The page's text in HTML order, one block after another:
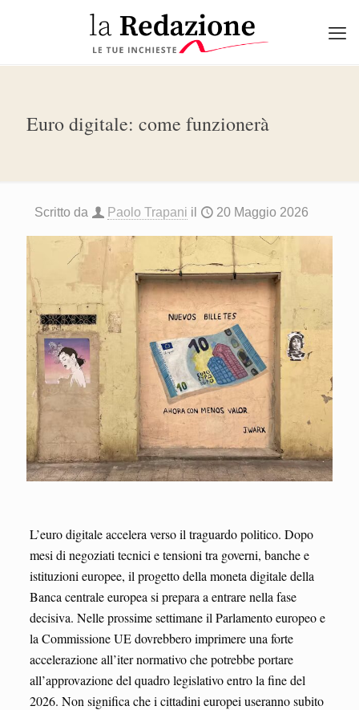
Euro digitale: come funzionerà
Scritto da Paolo Trapani il 20 Maggio 2026
L’euro digitale accelera verso il traguardo politico. Dopo
mesi di negoziati tecnici e tensioni tra governi, banche e
istituzioni europee, il progetto della moneta digitale della
Banca centrale europea si prepara a entrare nella fase
decisiva. Nelle prossime settimane il Parlamento europeo e
la Commissione UE dovrebbero imprimere una forte
accelerazione all’iter normativo che potrebbe portare
all’approvazione del quadro legislativo entro la fine del
2026. Non significa che i cittadini europei useranno subito